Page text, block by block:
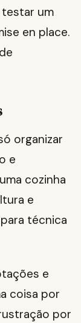
testar um
en place.
organizar
e
cozinha
e
técnica
e
coisa por
por